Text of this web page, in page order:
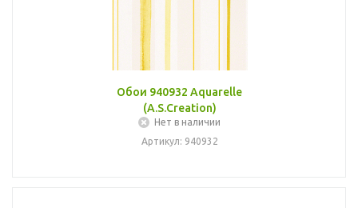
Обои 940932 Aquarelle
(A.S.Creation)
Нет в наличии
Артикул: 940932